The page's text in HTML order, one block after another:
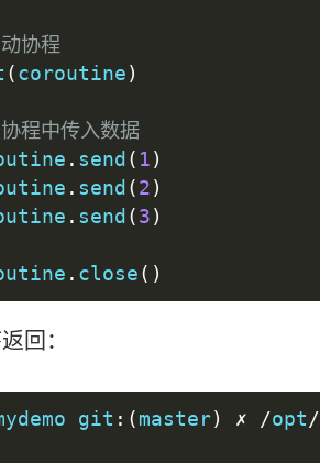
协程
(coroutine)
程中传入数据
. send ( 1)
. send (2)
. send (3)
. close()
回：
git
:(master) ✗ /opt/